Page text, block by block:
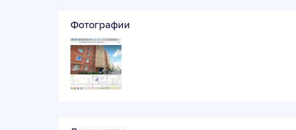
Фотографии